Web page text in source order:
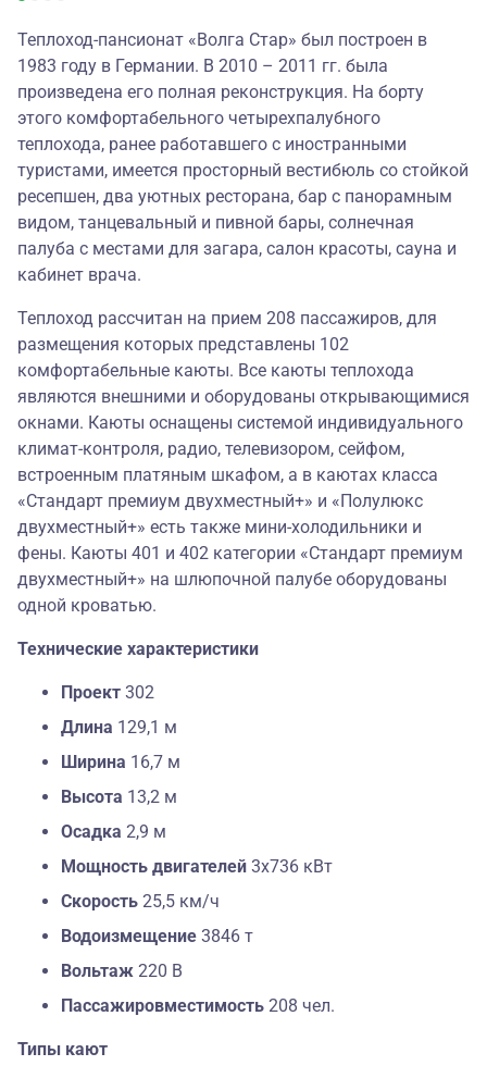
Теплоход-пансионат «Волга Стар» был построен в
1983 году в Германии. В 2010 – 2011 гг. была
произведена его полная реконструкция. На борту
этого комфортабельного четырехпалубного
теплохода, ранее работавшего с иностранными
туристами, имеется просторный вестибюль со стойкой
ресепшен, два уютных ресторана, бар с панорамным
видом, танцевальный и пивной бары, солнечная
палуба с местами для загара, салон красоты, сауна и
кабинет врача.
Теплоход рассчитан на прием 208 пассажиров, для
размещения которых представлены 102
комфортабельные каюты. Все каюты теплохода
являются внешними и оборудованы открывающимися
окнами. Каюты оснащены системой индивидуального
климат-контроля, радио, телевизором, сейфом,
встроенным платяным шкафом, а в каютах класса
«Стандарт премиум двухместный+» и «Полулюкс
двухместный+» есть также мини-холодильники и
фены. Каюты 401 и 402 категории «Стандарт премиум
двухместный+» на шлюпочной палубе оборудованы
одной кроватью.
Технические характеристики
Проект 302
Длина 129,1 м
Ширина 16,7 м
Высота 13,2 м
Осадка 2,9 м
Мощность двигателей 3х736 кВт
Скорость 25,5 км/ч
Водоизмещение 3846 т
Вольтаж 220 В
Пассажировместимость 208 чел.
Типы кают